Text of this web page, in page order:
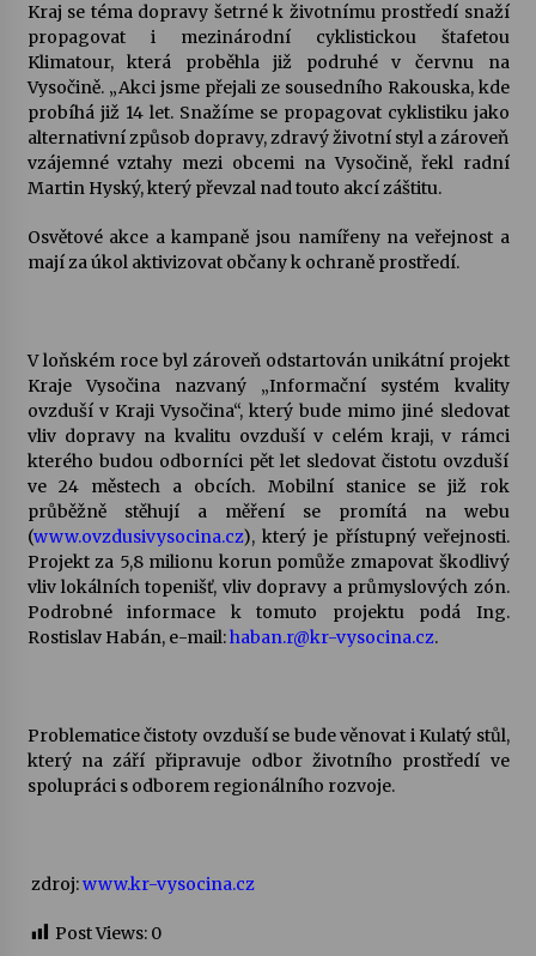
Kraj se téma dopravy šetrné k životnímu prostředí snaží
propagovat i mezinárodní cyklistickou štafetou
Klimatour, která proběhla již podruhé v červnu na
Vysočině. „Akci jsme přejali ze sousedního Rakouska, kde
probíhá již 14 let. Snažíme se propagovat cyklistiku jako
alternativní způsob dopravy, zdravý životní styl a zároveň
vzájemné vztahy mezi obcemi na Vysočině, řekl radní
Martin Hyský, který převzal nad touto akcí záštitu.
Osvětové akce a kampaně jsou namířeny na veřejnost a
mají za úkol aktivizovat občany k ochraně prostředí.
V loňském roce byl zároveň odstartován unikátní projekt
Kraje Vysočina nazvaný „Informační systém kvality
ovzduší v Kraji Vysočina“, který bude mimo jiné sledovat
vliv dopravy na kvalitu ovzduší v celém kraji, v rámci
kterého budou odborníci pět let sledovat čistotu ovzduší
ve 24 městech a obcích. Mobilní stanice se již rok
průběžně stěhují a měření se promítá na webu
(www.ovzdusivysocina.cz), který je přístupný veřejnosti.
Projekt za 5,8 milionu korun pomůže zmapovat škodlivý
vliv lokálních topenišť, vliv dopravy a průmyslových zón.
Podrobné informace k tomuto projektu podá Ing.
Rostislav Habán, e-mail:haban.r@kr-vysocina.cz.
Problematice čistoty ovzduší se bude věnovat i Kulatý stůl,
který na září připravuje odbor životního prostředí ve
spolupráci s odborem regionálního rozvoje.
zdroj:www.kr-vysocina.cz
Post Views: 0